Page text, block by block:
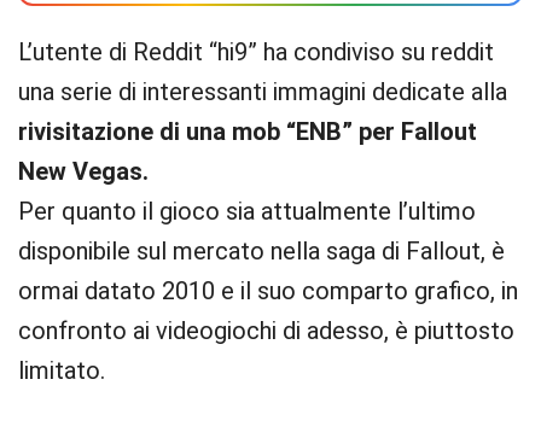
L’utente di Reddit “hi9” ha condiviso su reddit
una serie di interessanti immagini dedicate alla
rivisitazione di una mob “ENB” per Fallout
New Vegas.
Per quanto il gioco sia attualmente l’ultimo
disponibile sul mercato nella saga di Fallout, è
ormai datato 2010 e il suo comparto grafico, in
confronto ai videogiochi di adesso, è piuttosto
limitato.